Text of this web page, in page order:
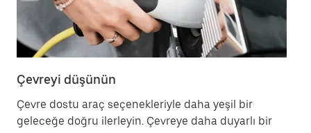
Çevreyi düşünün
Çevre dostu araç seçenekleriyle daha yeşil bir
geleceğe doğru ilerleyin. Çevreye daha duyarlı bir